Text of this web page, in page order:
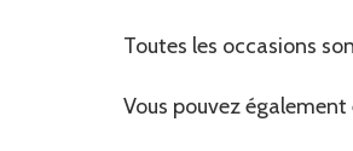
Toutes les occasions
Vous pouvez